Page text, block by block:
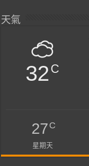
天氣
32C
27C
星期天